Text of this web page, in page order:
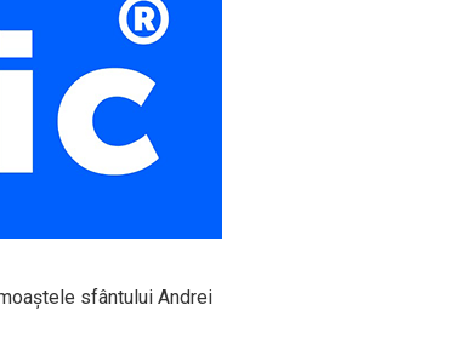
sfântului Andrei